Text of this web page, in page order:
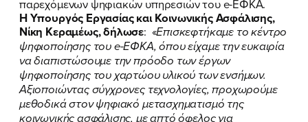
ΕΚΔΗΛΩΣΕΙΣ
ΝΕΑ
ΕΛΑ ΚΙ ΕΣΥ
παρεχόμενων ψηφιακών υπηρεσιών του e-ΕΦΚΑ.
Η Υπουργός Εργασίας και Κοινωνικής Ασφάλισης,
Νίκη Κεραμέως, δήλωσε: «Επισκεφτήκαμε το κέντρο
ψηφιοποίησης του e-ΕΦΚΑ, όπου είχαμε την ευκαιρία
να διαπιστώσουμε την πρόοδο των έργων
ψηφιοποίησης του χαρτώου υλικού των ενσήμων.
Αξιοποιώντας σύγχρονες τεχνολογίες, προχωρούμε
μεθοδικά στον ψηφιακό μετασχηματισμό της
κοινωνικής ασφάλισης, με απτό όφελος για